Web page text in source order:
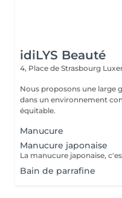
idiLYS Beauté
4, Place de Strasbourg
Nous proposons une large
dans un environnement
équitable.
Manucure
Manucure japonaise
Bain de parrafine